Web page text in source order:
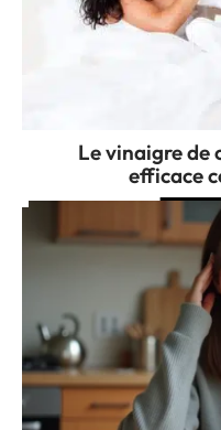
Le vinaigre de
efficace